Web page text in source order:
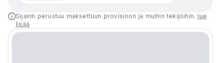
Sijainti perustuu maksettuun provisioon ja muihin tekijöihin. lue
lisää